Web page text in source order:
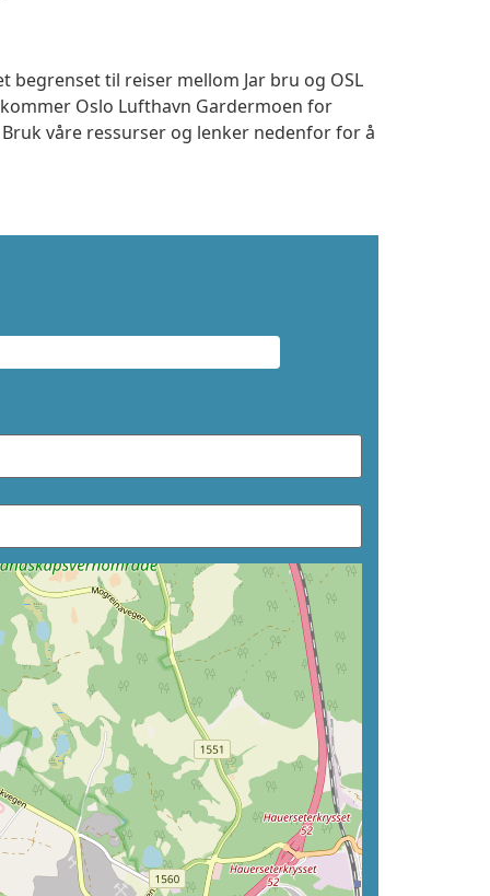
til reiser mellom Jar bru og OSL
Oslo Lufthavn Gardermoen for
våre ressurser og lenker nedenfor for å